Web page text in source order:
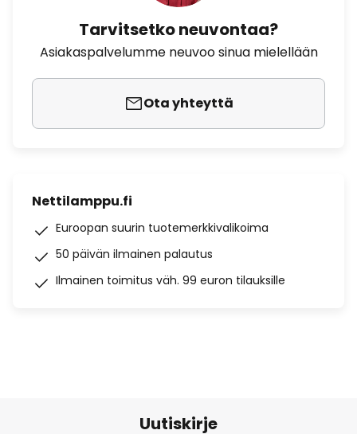
Tarvitsetko neuvontaa?
Asiakaspalvelumme neuvoo sinua mielellään
Ota yhteyttä
Nettilamppu.fi
Euroopan suurin tuotemerkkivalikoima
50 päivän ilmainen palautus
Ilmainen toimitus väh. 99 euron tilauksille
Uutiskirje